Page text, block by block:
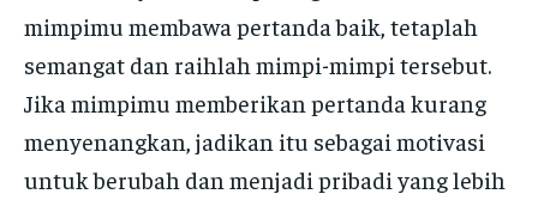
mimpimu membawa pertanda baik, tetaplah
semangat dan raihlah mimpi-mimpi tersebut.
Jika mimpimu memberikan pertanda kurang
menyenangkan, jadikan itu sebagai motivasi
untuk berubah dan menjadi pribadi yang lebih